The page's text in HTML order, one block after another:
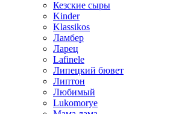
Кезские сыры
Kinder
Klassikos
Ламбер
Ларец
Lafinele
Липецкий бювет
Липтон
Любимый
Lukomorye